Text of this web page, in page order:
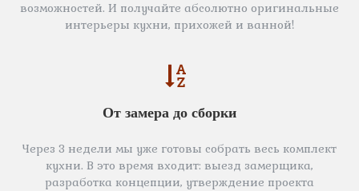
возможностей. И получайте абсолютно оригинальные
интерьеры кухни, прихожей и ванной!
От замера до сборки
Через 3 недели мы уже готовы собрать весь комплект
кухни. В это время входит: выезд замерщика,
разработка концепции, утверждение проекта